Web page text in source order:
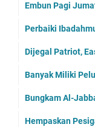
Embun Pagi
Perbaiki
Dijegal Patriot,
Banyak Miliki
Bungkam Al-
Hempaskan